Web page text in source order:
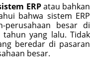
ERP atau bahkan
bahwa sistem ERP
perusahaan besar di
yang lalu. Tidak
beredar di pasaran
besar.